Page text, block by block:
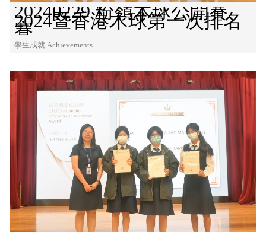
20240229 粉嶺木球公開賽
2024暨香港木球第一次排名
賽
學生成就 Achievements